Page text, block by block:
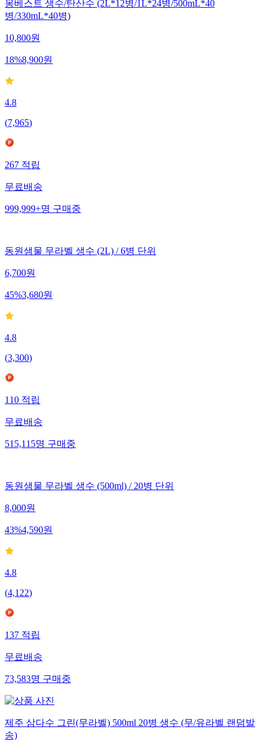
몽베스트 생수/탄산수 (2L*12병/1L*24병/500mL*40
병/330mL*40병)
10,800원
18%8,900원
4.8
(7,965)
267적립
무료배송
999,999+명구매중
동원샘물 무라벨 생수 (2L) / 6병 단위
6,700원
45%3,680원
4.8
(3,300)
110적립
무료배송
515,115명구매중
동원샘물 무라벨 생수 (500ml) / 20병 단위
8,000원
43%4,590원
4.8
(4,122)
137적립
무료배송
73,583명구매중
제주 삼다수 그린(무라벨) 500ml 20병 생수 (무/유라벨 랜덤발
송)